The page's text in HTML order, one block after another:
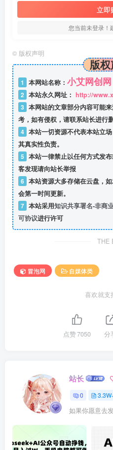
立即
您当前未登录！
© 版权声明
版
1 本网站名称： 小艾网创网
2 本站永久网址： http://
3 本网站的文章部分内容可能
考，如有侵权，请联系站长进行
4 本站一切资源不代表本站立
其真实性负责。
5 本站一律禁止以任何方式发
客发现请向站长举报
6 本站资源大多存储在云盘，
会第一时间更新。
7 本站采用知识共享署名-非商
可协议进行许可
THE
冒泡网 自媒体类
喜欢就支
点赞7050 分
站长
0
如果你愿意去